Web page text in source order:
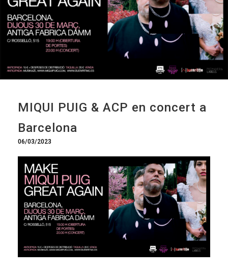
MIQUI PUIG & ACP en concert a
Barcelona
06/03/2023